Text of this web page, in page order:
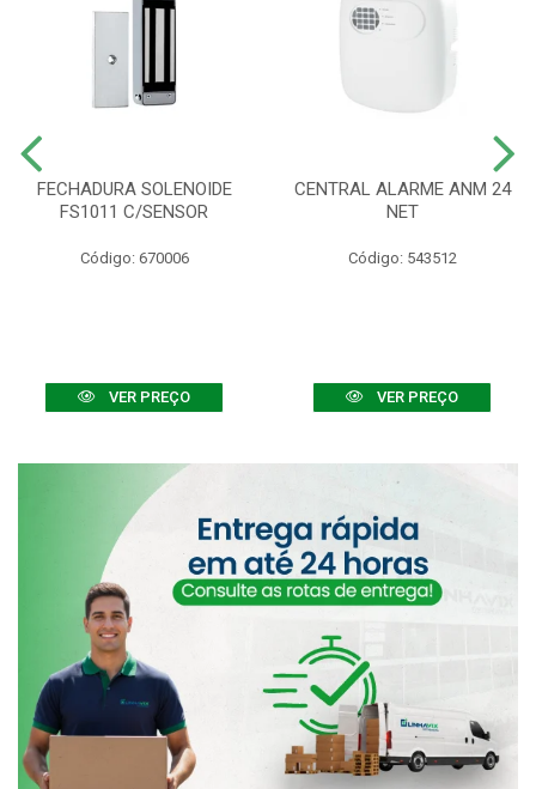
FECHADURA SOLENOIDE
FS1011 C/SENSOR
Código: 670006
VER PREÇO
CENTRAL ALARME ANM 24
NET
Código: 543512
VER PREÇO